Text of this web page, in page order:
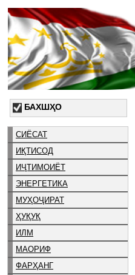
БАХШҲО
СИЁСАТ
ИҚТИСОД
ИҶТИМОИЁТ
ЭНЕРГЕТИКА
МУҲОҶИРАТ
ҲУҚУҚ
ИЛМ
МАОРИФ
ФАРҲАНГ